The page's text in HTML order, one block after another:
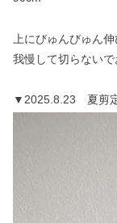
上にびゅんびゅん
我慢して切らないで
▼2025.8.23 夏剪